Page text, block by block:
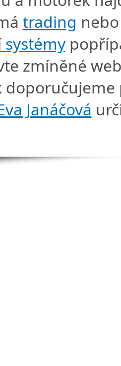
trading
zmíněné
doporučujeme
Janáčová